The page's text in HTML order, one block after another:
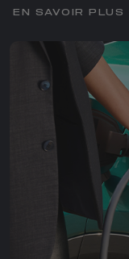
EN SAVOIR